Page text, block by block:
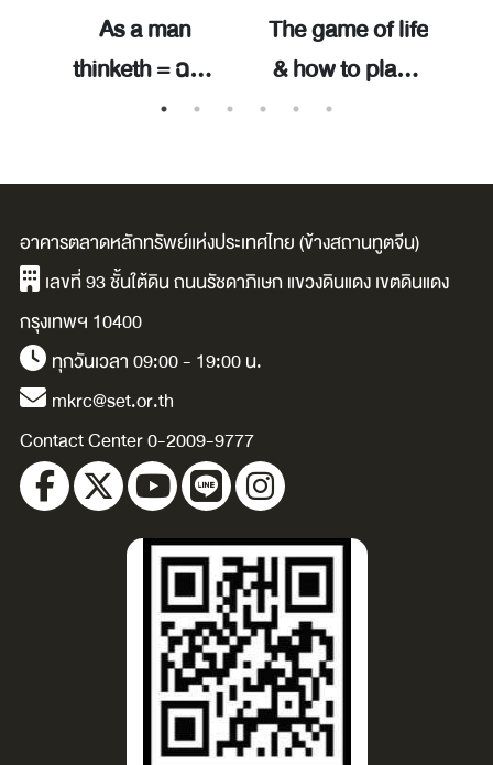
As a man
thinketh = ฉบับ
แปลภาษาไทย /
The game of life
& how to play it
/ ซินน์, ฟลอเรนซ์
อาคารตลาดหลักทรัพย์แห่งประเทศไทย (ข้างสถานทูตจีน)
เลขที่ 93 ชั้นใต้ดิน ถนนรัชดาภิเษก แขวงดินแดง เขตดินแดง
กรุงเทพฯ 10400
ทุกวันเวลา 09:00 - 19:00 น.
mkrc@set.or.th
Contact Center 0-2009-9777